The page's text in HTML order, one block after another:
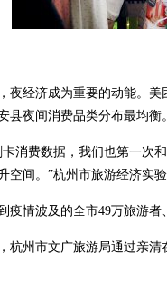
经济成为重要的动能。美
县夜间消费品类分布最均衡。
费数据，我们也第一次和
空间。”杭州市旅游经济实验
情波及的全市49万旅游者
州市文广旅游局通过亲清